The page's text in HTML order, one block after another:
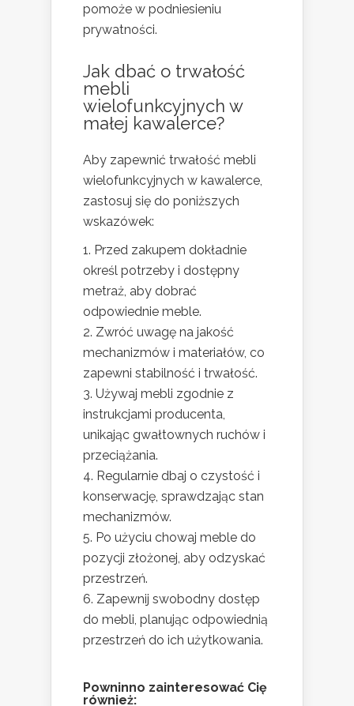
pomoże w podniesieniu
prywatności.
Jak dbać o trwałość
mebli
wielofunkcyjnych w
małej kawalerce?
Aby zapewnić trwałość mebli
wielofunkcyjnych w kawalerce,
zastosuj się do poniższych
wskazówek:
Przed zakupem dokładnie
określ potrzeby i dostępny
metraż, aby dobrać
odpowiednie meble.
Zwróć uwagę na jakość
mechanizmów i materiałów, co
zapewni stabilność i trwałość.
Używaj mebli zgodnie z
instrukcjami producenta,
unikając gwałtownych ruchów i
przeciążania.
Regularnie dbaj o czystość i
konserwację, sprawdzając stan
mechanizmów.
Po użyciu chowaj meble do
pozycji złożonej, aby odzyskać
przestrzeń.
Zapewnij swobodny dostęp
do mebli, planując odpowiednią
przestrzeń do ich użytkowania.
Powninno zainteresować Cię
również: